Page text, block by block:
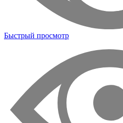
Быстрый просмотр